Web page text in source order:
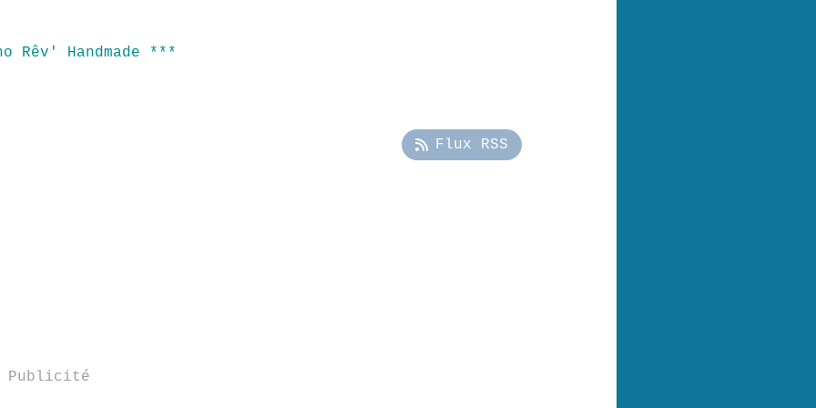
Rêv' Handmade ***
Publicité
Flux RSS